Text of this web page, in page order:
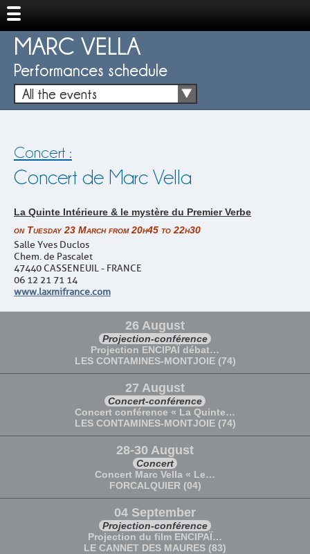
MARC VELLA
Performances schedule
All the events
Concert :
Concert de Marc Vella
La Quinte Intérieure & le mystère du Premier Verbe
on Tuesday 23 March from 20h45 to 22h30
Salle Yves Duclos
Chem. de Pascalet
47440 CASSENEUIL - FRANCE
06 12 21 71 14
www.laxmifrance.com
26 August
Projection-conférence
Projection ENCIPAÏ débat…
LES CONTAMINES-MONTJOIE (74)
27 August
Concert-conférence
Concert conférence « La Quinte…
LES CONTAMINES-MONTJOIE (74)
28-30 August
Concert
Concert Marc Vella « Le…
FORCALQUIER (04)
04 September
Projection-conférence
Projection du film ENCIPAÏ…
LE CANNET DES MAURES (83)